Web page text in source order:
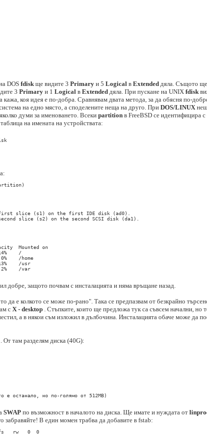
DOS fdisk ще видите 3 Primary и 5 Logical в Extended дяла. Същото
3 Primary и 1 Logical в Extended дяла. При пускане на UNIX fdisk
кажа, коя идея е по-добра. Сравнявам двата метода, за да обясня по-
на едно място, а споделените неща на друго. При DOS/LINUX
думи за именоването. Всеки partition в FreeBSD се идентифицира
на имената на устройствата:
slice (s1) on the first IDE disk (ad0).
slice (s2) on the second SCSI disk (da1).
Mounted on
/
/home
/usr
/var
добре, защото почвам с инсталацията и няма връщане назад.
да е колкото се може по-рано". Така се предпазвам от безкрайно
с X - desktop . Стъпките, които ще предложа тук са съвсем начални, но
а в някои съм изложил в дълбочина. Инсталацията обаче може да
. От там разделям диска (40G):
останало, но по-голямо от 512MB)
SWAP пo възможност в началото на диска. Ще имате и нуждата от
забравяйте! В един момен трабва да добавите в fstab:
rw   0  0